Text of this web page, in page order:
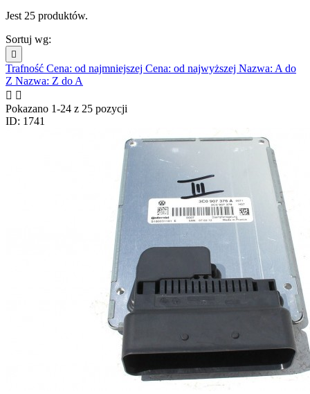
Jest 25 produktów.
Sortuj wg:

Trafność Cena: od najmniejszej Cena: od najwyższej Nazwa: A do
Z Nazwa: Z do A
 
Pokazano 1-24 z 25 pozycji
ID: 1741